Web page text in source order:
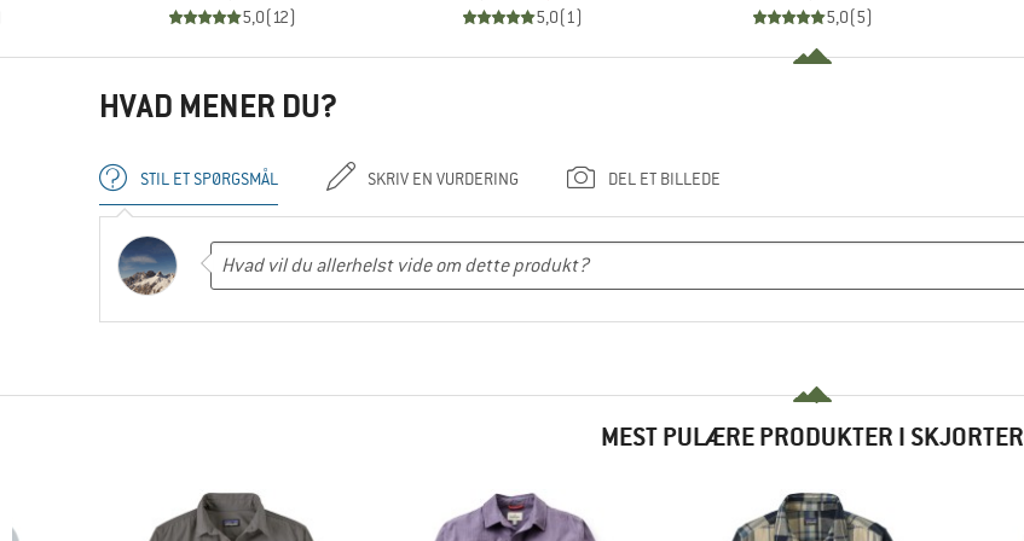
5,0(12) 5,0(1) 5,0(5)
HVAD MENER DU?
STIL ET SPØRGSMÅL SKRIV EN VURDERING DEL ET BILLEDE
MEST PULÆRE PRODUKTER I SKJORTER